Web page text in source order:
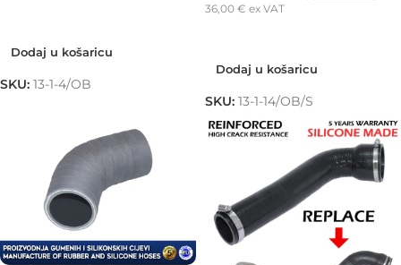
Dodaj u košaricu
SKU: 13-1-4/OB
36,00 € ex VAT
Dodaj u košaricu
SKU: 13-1-14/OB/S